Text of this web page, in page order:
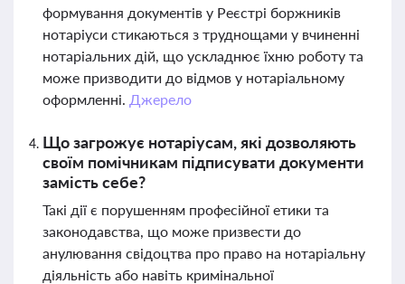
формування документів у Реєстрі боржників
нотаріуси стикаються з труднощами у вчиненні
нотаріальних дій, що ускладнює їхню роботу та
може призводити до відмов у нотаріальному
оформленні. Джерело
Що загрожує нотаріусам, які дозволяють
своїм помічникам підписувати документи
замість себе?
Такі дії є порушенням професійної етики та
законодавства, що може призвести до
анулювання свідоцтва про право на нотаріальну
діяльність або навіть кримінальної